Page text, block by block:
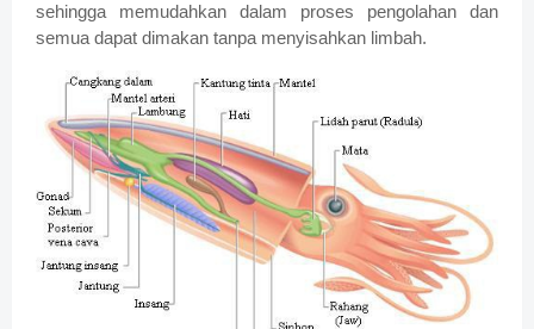
sehingga memudahkan dalam proses pengolahan dan
semua dapat dimakan tanpa menyisahkan limbah.